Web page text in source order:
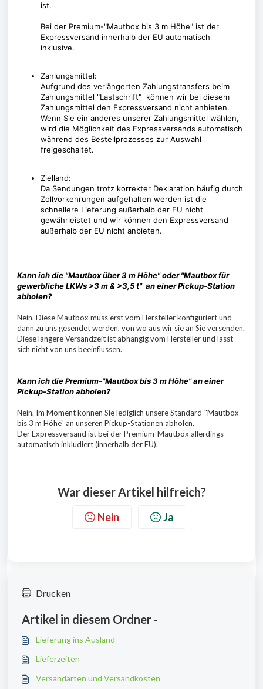
ist.
Bei der Premium-"Mautbox bis 3 m Höhe" ist der
Expressversand innerhalb der EU automatisch
inklusive.
Zahlungsmittel:
Aufgrund des verlängerten Zahlungstransfers beim
Zahlungsmittel "Lastschrift" können wir bei diesem
Zahlungsmittel den Expressversand nicht anbieten.
Wenn Sie ein anderes unserer Zahlungsmittel wählen,
wird die Möglichkeit des Expressversands automatisch
während des Bestellprozesses zur Auswahl
freigeschaltet.
Zielland:
Da Sendungen trotz korrekter Deklaration häufig durch
Zollvorkehrungen aufgehalten werden ist die
schnellere Lieferung außerhalb der EU nicht
gewährleistet und wir können den Expressversand
außerhalb der EU nicht anbieten.
Kann ich die "Mautbox über 3 m Höhe" oder "Mautbox für
gewerbliche LKWs >3 m & >3,5 t" an einer Pickup-Station
abholen?
Nein. Diese Mautbox muss erst vom Hersteller konfiguriert und
dann zu uns gesendet werden, von wo aus wir sie an Sie versenden.
Diese längere Versandzeit ist abhängig vom Hersteller und lässt
sich nicht von uns beeinflussen.
Kann ich die Premium-"Mautbox bis 3 m Höhe" an einer
Pickup-Station abholen?
Nein. Im Moment können Sie lediglich unsere Standard-"Mautbox
bis 3 m Höhe" an unseren Pickup-Stationen abholen.
Der Expressversand ist bei der Premium-Mautbox allerdings
automatisch inkludiert (innerhalb der EU).
War dieser Artikel hilfreich?
Nein Ja
Drucken
Artikel in diesem Ordner -
Lieferung ins Ausland
Lieferzeiten
Versandarten und Versandkosten